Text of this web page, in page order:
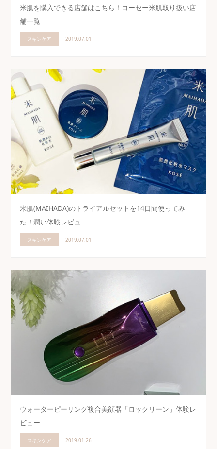
米肌を購入できる店舗はこちら！コーセー米肌取り扱い店
舗一覧
スキンケア 2019.07.01
米肌(MAIHADA)のトライアルセットを14日間使ってみ
た！潤い体験レビュ…
スキンケア 2019.07.01
ウォーターピーリング複合美顔器「ロックリーン」体験レ
ビュー
スキンケア 2019.01.26